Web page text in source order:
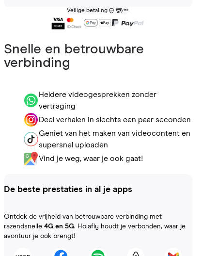
Veilige betaling
Snelle en betrouwbare
verbinding
Heldere videogesprekken zonder
vertraging
Deel verhalen in slechts een paar seconden
Geniet van het maken van videocontent en
supersnel uploaden
Vind je weg, waar je ook gaat!
De beste prestaties in al je apps
Ontdek de vrijheid van betrouwbare verbinding met
razendsnelle 4G en 5G. Holafly houdt je verbonden, waar je
avontuur je ook brengt!